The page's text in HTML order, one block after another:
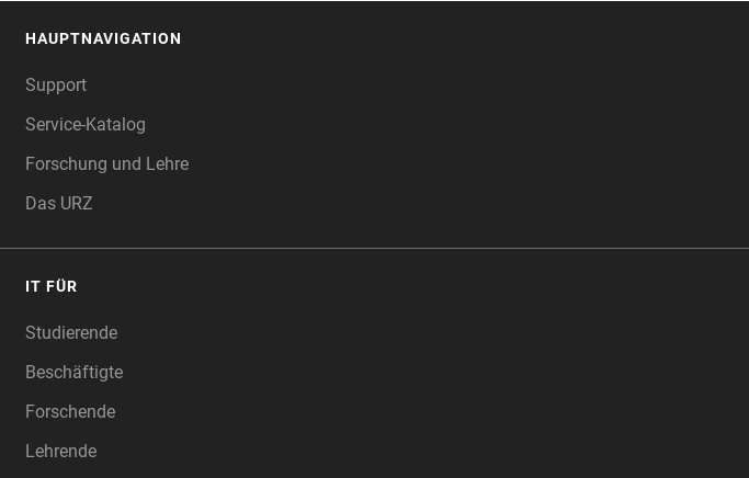
HAUPTNAVIGATION
Support
Service-Katalog
Forschung und Lehre
Das URZ
IT FÜR
Studierende
Beschäftigte
Forschende
Lehrende